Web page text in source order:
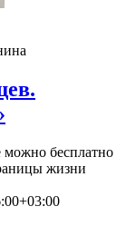
можно бесплатно
жизни